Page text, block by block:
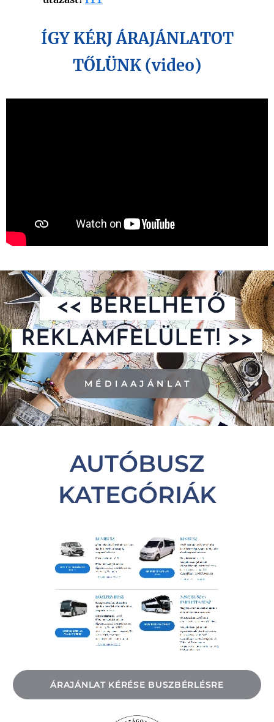
ÍGY KÉRJ ÁRAJÁNLATOT
TŐLÜNK (video)
<< BÉRELHETŐ
REKLÁMFELÜLET! >>
M É D I A A J Á N L A T
AUTÓBUSZ
KATEGÓRIÁK
ÁRAJÁNLAT KÉRÉSE BUSZBÉRLÉSRE